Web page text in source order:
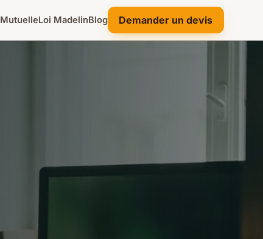
MutuelleLoi MadelinBlog Demander un devis